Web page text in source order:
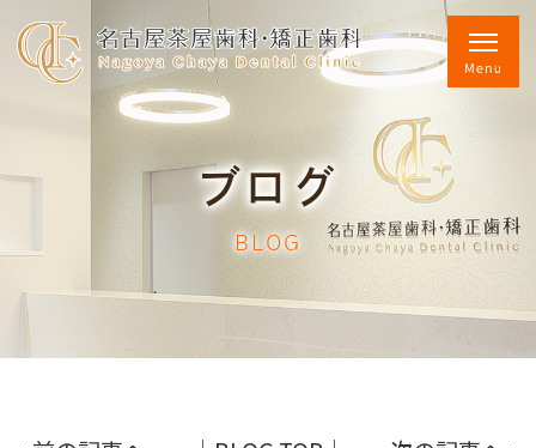
ブログ
BLOG